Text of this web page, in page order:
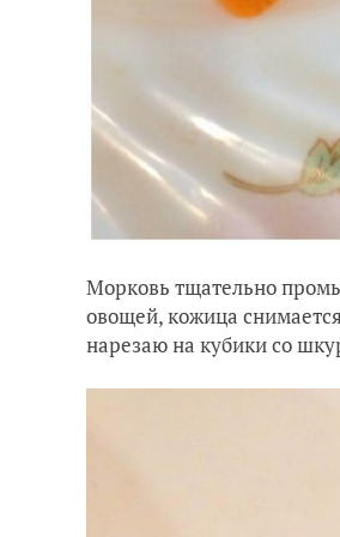
Морковь тщательно
овощей, кожица
нарезаю на кубики со